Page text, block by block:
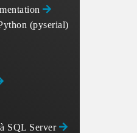
(pyserial)
SQL Server